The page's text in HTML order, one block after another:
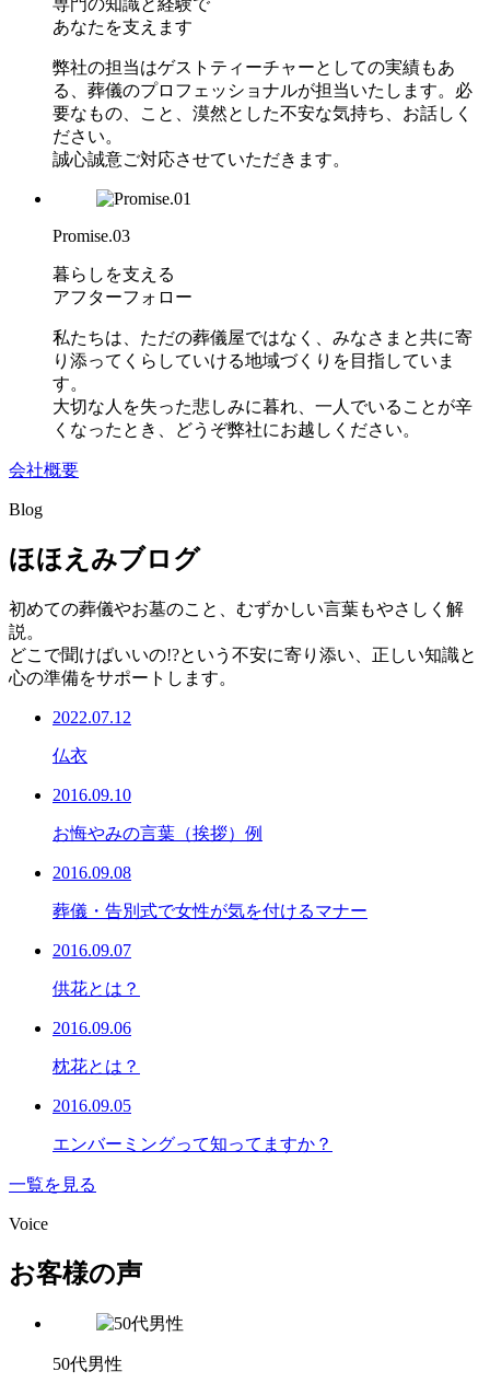
専門の知識と経験で
あなたを支えます
弊社の担当はゲストティーチャーとしての実績もあ
る、葬儀のプロフェッショナルが担当いたします。必
要なもの、こと、漠然とした不安な気持ち、お話しく
ださい。
誠心誠意ご対応させていただきます。
Promise.03
暮らしを支える
アフターフォロー
私たちは、ただの葬儀屋ではなく、みなさまと共に寄
り添ってくらしていける地域づくりを目指していま
す。
大切な人を失った悲しみに暮れ、一人でいることが辛
くなったとき、どうぞ弊社にお越しください。
会社概要
Blog
ほほえみブログ
初めての葬儀やお墓のこと、むずかしい言葉もやさしく解
説。
どこで聞けばいいの!?という不安に寄り添い、正しい知識と
心の準備をサポートします。
2022.07.12
仏衣
2016.09.10
お悔やみの言葉（挨拶）例
2016.09.08
葬儀・告別式で女性が気を付けるマナー
2016.09.07
供花とは？
2016.09.06
枕花とは？
2016.09.05
エンバーミングって知ってますか？
一覧を見る
Voice
お客様の声
50代男性